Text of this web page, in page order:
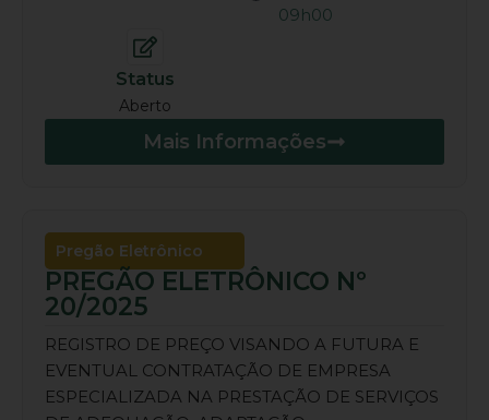
09h00
Status
Aberto
Mais Informações
Pregão Eletrônico
PREGÃO ELETRÔNICO Nº
20/2025
REGISTRO DE PREÇO VISANDO A FUTURA E
EVENTUAL CONTRATAÇÃO DE EMPRESA
ESPECIALIZADA NA PRESTAÇÃO DE SERVIÇOS